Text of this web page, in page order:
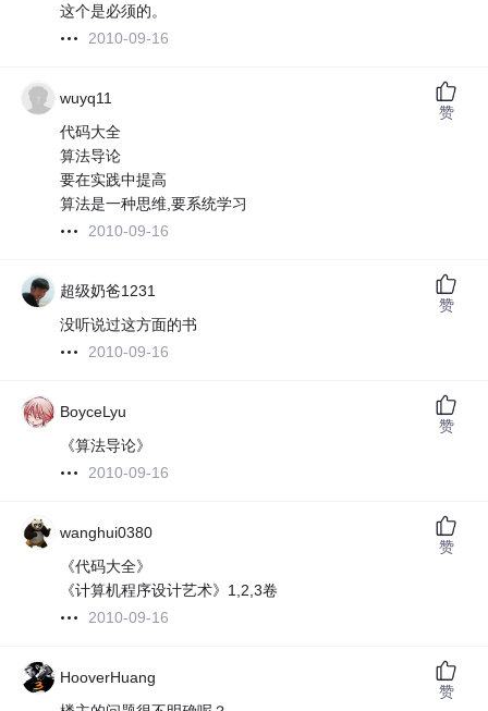
这个是必须的。
2010-09-16
wuyq11
代码大全
算法导论
要在实践中提高
算法是一种思维,要系统学习
2010-09-16
赞
超级奶爸1231
没听说过这方面的书
2010-09-16
赞
BoyceLyu
《算法导论》
2010-09-16
赞
wanghui0380
《代码大全》
《计算机程序设计艺术》1,2,3卷
2010-09-16
赞
HooverHuang
赞